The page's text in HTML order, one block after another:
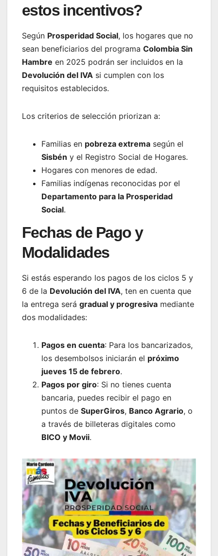
estos incentivos?
Según Prosperidad Social, los hogares que no
sean beneficiarios del programa Colombia Sin
Hambre en 2025 podrán ser incluidos en la
Devolución del IVA si cumplen con los
requisitos establecidos.
Los criterios de selección priorizan a:
Familias en pobreza extrema según el
Sisbén y el Registro Social de Hogares.
Hogares con menores de edad.
Familias indígenas reconocidas por el
Departamento para la Prosperidad
Social.
Fechas de Pago y
Modalidades
Si estás esperando los pagos de los ciclos 5 y
6 de la Devolución del IVA, ten en cuenta que
la entrega será gradual y progresiva mediante
dos modalidades:
Pagos en cuenta: Para los bancarizados,
los desembolsos iniciarán el próximo
jueves 15 de febrero.
Pagos por giro: Si no tienes cuenta
bancaria, puedes recibir el pago en
puntos de SuperGiros, Banco Agrario, o
a través de billeteras digitales como
BICO y Movii.